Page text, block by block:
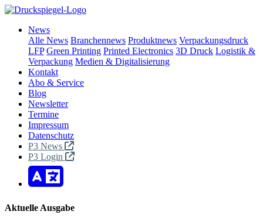
News
Alle News Branchennews Produktnews Verpackungsdruck
LFP Green Printing Printed Electronics 3D Druck Logistik &
Verpackung Medien & Digitalisierung
Kontakt
Abo & Service
Blog
Newsletter
Termine
Impressum
Datenschutz
P3 News
P3 Login
Aktuelle Ausgabe